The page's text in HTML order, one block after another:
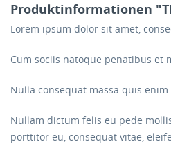
Produktinformationen
Lorem ipsum dolor sit amet,
Cum sociis natoque penatibus et
Nulla consequat massa quis
Nullam dictum felis eu pede
porttitor eu, consequat vitae,